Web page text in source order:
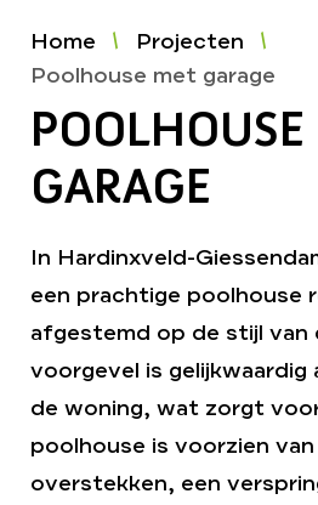
Home
Projecten
Poolhouse met garage
POOLHOUSE
GARAGE
In Hardinxveld-
een prachtige poolhouse
afgestemd op de stijl van
voorgevel is gelijkwaardig
de woning, wat zorgt
poolhouse is voorzien
overstekken, een